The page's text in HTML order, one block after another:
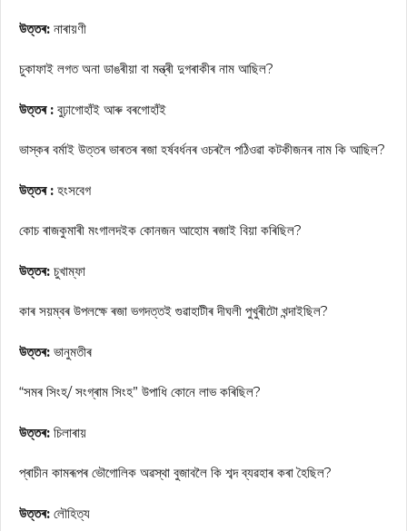
উত্তৰ: নাৰায়ণী
চুকাফাই লগত অনা ডাঙৰীয়া বা মন্ত্ৰী দুগৰাকীৰ নাম আছিল?
উত্তৰ : বুঢ়াগোহাঁই আৰু বৰগোহাঁই
ভাস্কৰ বৰ্মাই উত্তৰ ভাৰতৰ ৰজা হৰ্ষবৰ্ধনৰ ওচৰলৈ পঠিওৱা কটকীজনৰ নাম কি আছিল?
উত্তৰ : হংসবেগ
কোচ ৰাজকুমাৰী মংগালদইক কোনজন আহোম ৰজাই বিয়া কৰিছিল?
উত্তৰ: চুখাম্ফা
কাৰ সয়ম্বৰ উপলক্ষে ৰজা ভগদত্তই গুৱাহাটীৰ দীঘলী পুখুৰীটো খন্দাইছিল?
উত্তৰ: ভানুমতীৰ
“সমৰ সিংহ/ সংগ্ৰাম সিংহ” উপাধি কোনে লাভ কৰিছিল?
উত্তৰ: চিলাৰায়
প্ৰাচীন কামৰূপৰ ভৌগোলিক অৱস্থা বুজাবলৈ কি শব্দ ব্যৱহাৰ কৰা হৈছিল?
উত্তৰ: লৌহিত্য